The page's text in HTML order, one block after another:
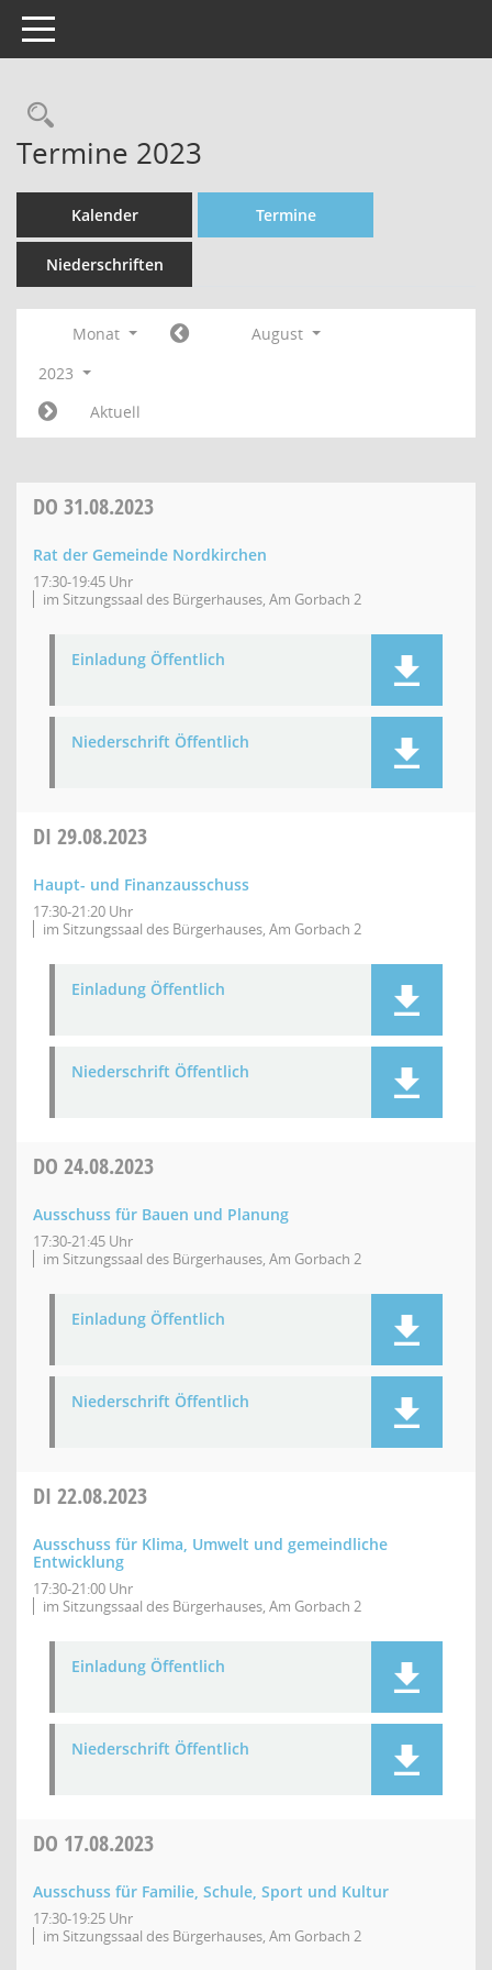
Toggle navigation
Rechercheauswahl
Termine 2023
Kalender Termine
Niederschriften
Monat
August
2023
Aktuell
DO 31.08.2023
Rat der Gemeinde Nordkirchen
17:30-19:45 Uhr
im Sitzungssaal des Bürgerhauses, Am Gorbach 2
Einladung Öffentlich
Niederschrift Öffentlich
DI 29.08.2023
Haupt- und Finanzausschuss
17:30-21:20 Uhr
im Sitzungssaal des Bürgerhauses, Am Gorbach 2
Einladung Öffentlich
Niederschrift Öffentlich
DO 24.08.2023
Ausschuss für Bauen und Planung
17:30-21:45 Uhr
im Sitzungssaal des Bürgerhauses, Am Gorbach 2
Einladung Öffentlich
Niederschrift Öffentlich
DI 22.08.2023
Ausschuss für Klima, Umwelt und gemeindliche
Entwicklung
17:30-21:00 Uhr
im Sitzungssaal des Bürgerhauses, Am Gorbach 2
Einladung Öffentlich
Niederschrift Öffentlich
DO 17.08.2023
Ausschuss für Familie, Schule, Sport und Kultur
17:30-19:25 Uhr
im Sitzungssaal des Bürgerhauses, Am Gorbach 2